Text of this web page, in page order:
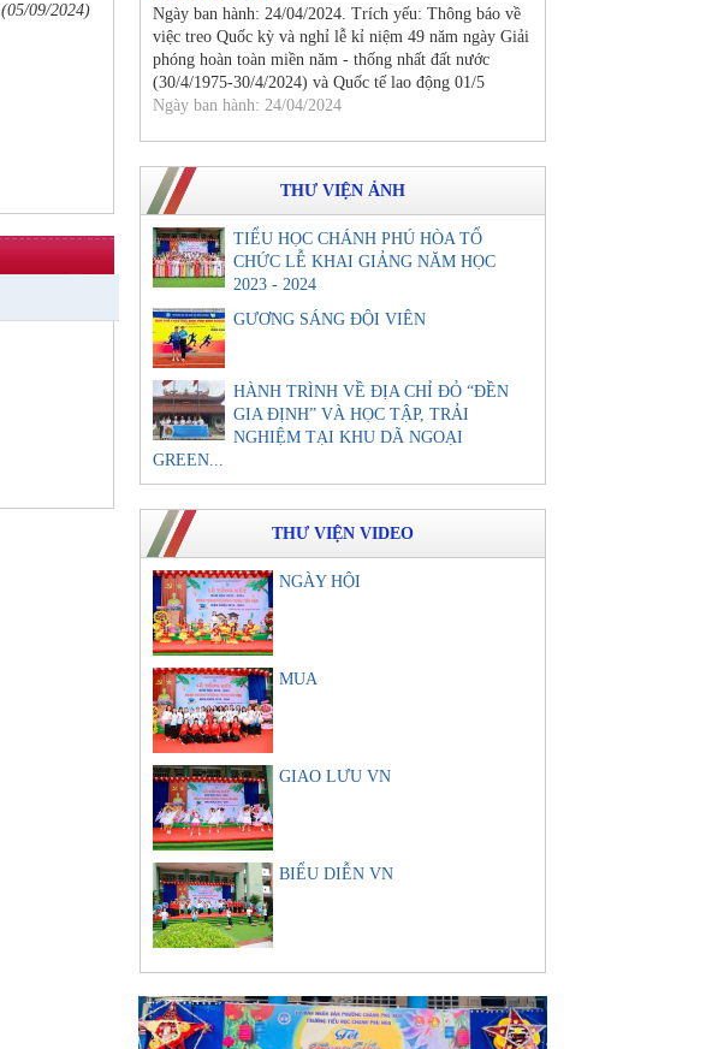
(05/09/2024)
Ngày ban hành: 24/04/2024. Trích yếu: Thông báo về
việc treo Quốc kỳ và nghỉ lễ kỉ niệm 49 năm ngày Giải
phóng hoàn toàn miền năm - thống nhất đất nước
(30/4/1975-30/4/2024) và Quốc tế lao động 01/5
Ngày ban hành: 24/04/2024
THƯ VIỆN ẢNH
TIỂU HỌC CHÁNH PHÚ HÒA TỔ
CHỨC LỄ KHAI GIẢNG NĂM HỌC
2023 - 2024
GƯƠNG SÁNG ĐỘI VIÊN
HÀNH TRÌNH VỀ ĐỊA CHỈ ĐỎ “ĐỀN
GIA ĐỊNH” VÀ HỌC TẬP, TRẢI
NGHIỆM TẠI KHU DÃ NGOẠI
GREEN...
THƯ VIỆN VIDEO
NGÀY HỘI
MUA
GIAO LƯU VN
BIỂU DIỄN VN